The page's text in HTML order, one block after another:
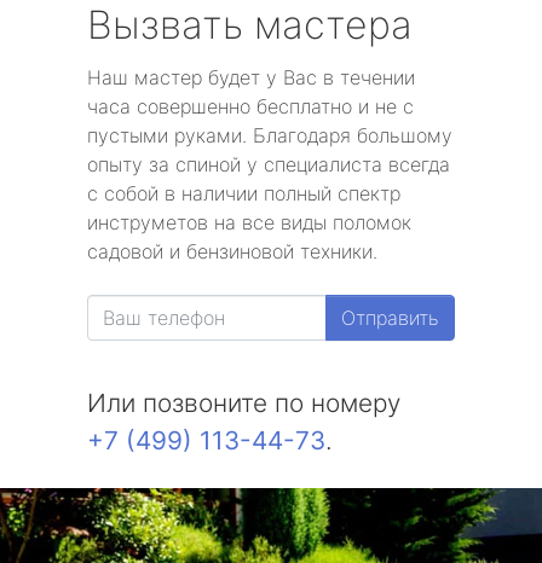
Вызвать мастера
Наш мастер будет у Вас в течении
часа совершенно бесплатно и не с
пустыми руками. Благодаря большому
опыту за спиной у специалиста всегда
с собой в наличии полный спектр
инструметов на все виды поломок
садовой и бензиновой техники.
Отправить
Или позвоните по номеру
+7 (499) 113-44-73.